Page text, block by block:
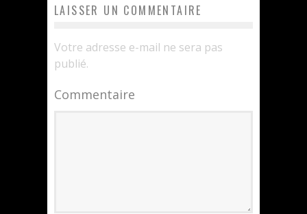
LAISSER UN COMMENTAIRE
Votre adresse e-mail ne sera pas
publié.
Commentaire